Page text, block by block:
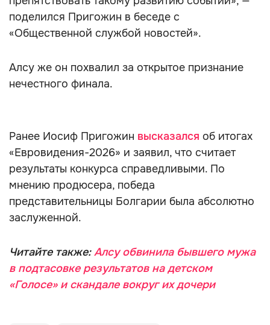
поделился Пригожин в беседе с
«Общественной службой новостей».
Алсу же он похвалил за открытое признание
нечестного финала.
Ранее Иосиф Пригожин высказался об итогах
«Евровидения-2026» и заявил, что считает
результаты конкурса справедливыми. По
мнению продюсера, победа
представительницы Болгарии была абсолютно
заслуженной.
Читайте также:Алсу обвинила бывшего мужа
в подтасовке результатов на детском
«Голосе» и скандале вокруг их дочери